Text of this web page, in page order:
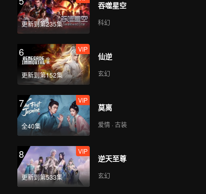
更新到第235集
吞噬星空
科幻
6
更新到第152集
VIP
仙逆
玄幻
7
全40集
VIP
莫离
爱情 · 古装
8
更新到第533集
VIP
逆天至尊
玄幻